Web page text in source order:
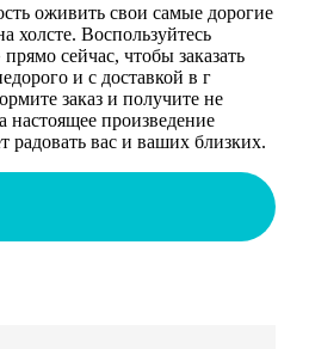
оживить свои самые дорогие
холсте. Воспользуйтесь
сейчас, чтобы заказать
и с доставкой в г
заказ и получите не
настоящее произведение
радовать вас и ваших близких.